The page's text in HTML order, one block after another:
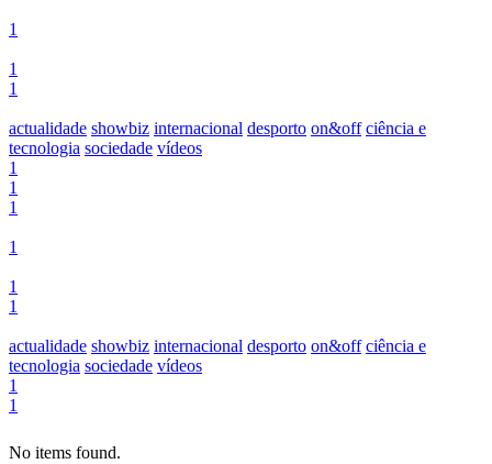
1
1
1
actualidade showbiz internacional desporto on&off ciência e
tecnologia sociedade vídeos
1
1
1
1
1
1
actualidade showbiz internacional desporto on&off ciência e
tecnologia sociedade vídeos
1
1
No items found.